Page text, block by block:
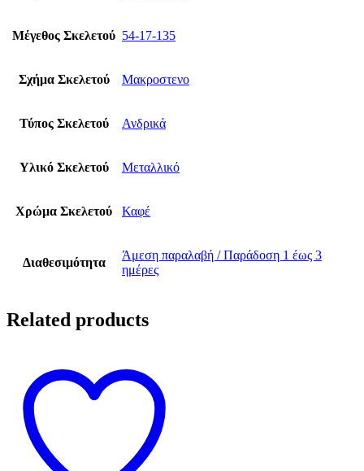
Μέγεθος Σκελετού 54-17-135
Σχήμα Σκελετού Μακροστενο
Τύπος Σκελετού Ανδρικά
Υλικό Σκελετού Μεταλλικό
Χρώμα Σκελετού Καφέ
Διαθεσιμότητα
Άμεση παραλαβή / Παράδoση 1 έως 3
ημέρες
Related products